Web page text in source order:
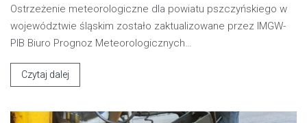
Ostrzeżenie meteorologiczne dla powiatu pszczyńskiego w
województwie śląskim zostało zaktualizowane przez IMGW-
PIB Biuro Prognoz Meteorologicznych…
Czytaj dalej